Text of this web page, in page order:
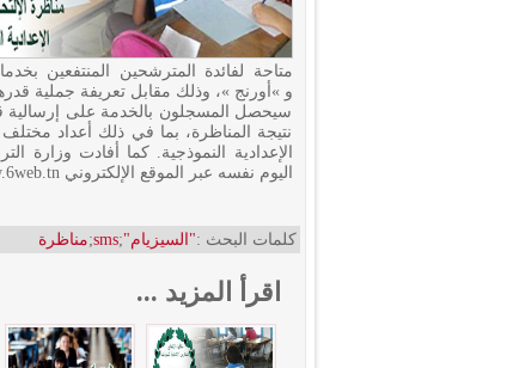
متاحة لفائدة المترشحين المنتفعين
و »أورنج »، وذلك مقابل تعريفة جملية قدرها 950
سيحصل المسجلون بالخدمة على إرسالية
نتيجة المناظرة، بما في ذلك أعداد مختلف
الإعدادية النموذجية. كما أفادت وزارة
اليوم نفسه عبر الموقع الإلكتروني www.6web.tn.
كلمات البحث :"السيزيام";
sms
;مناظرة
اقرأ المزيد ...